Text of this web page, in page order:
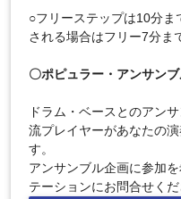
○フリーステップは10分
される場合はフリー7分ま
〇ポピュラー・アンサン
ドラム・ベースとのアン
流プレイヤーがあなたの
す。
アンサンブル企画に参加
テーションにお問合せくだ